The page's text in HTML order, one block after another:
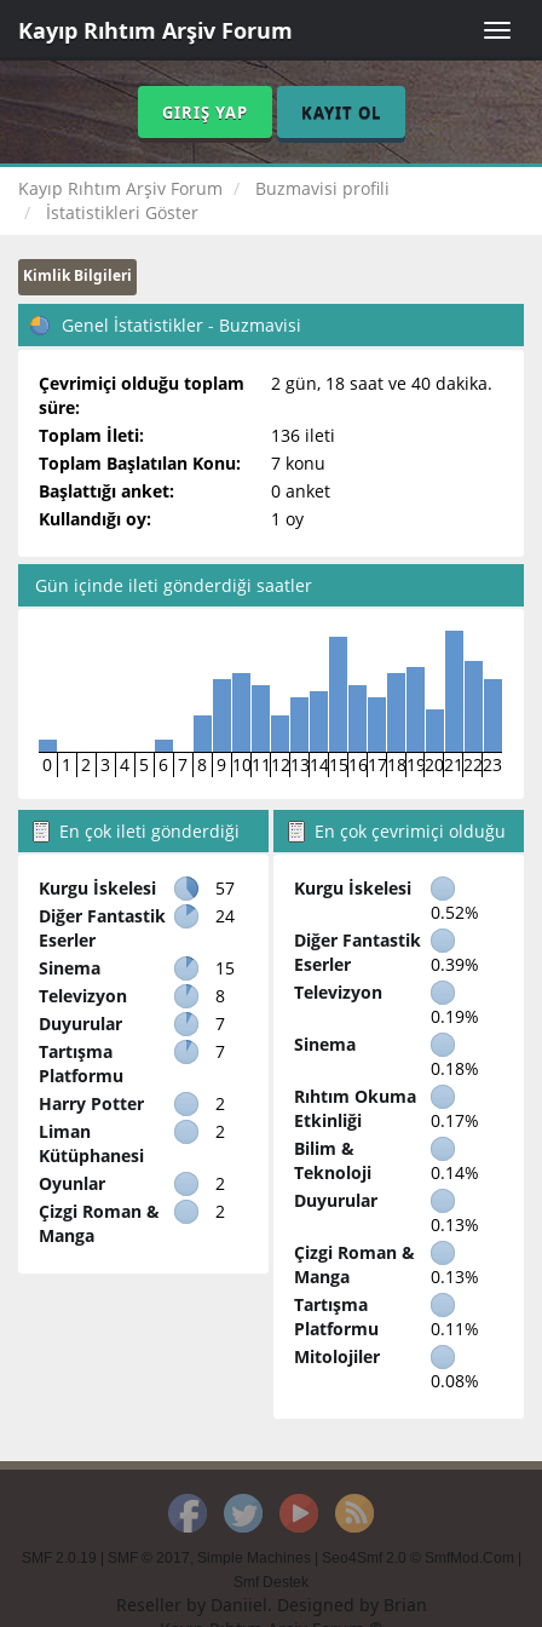
Toggle
Kayıp Rıhtım Arşiv Forum
GIRIŞ YAP KAYIT OL
Kayıp Rıhtım Arşiv Forum
Buzmavisi profili
İstatistikleri Göster
Kimlik Bilgileri
Genel İstatistikler - Buzmavisi
Çevrimiçi olduğu toplam
süre:
2 gün, 18 saat ve 40 dakika.
Toplam İleti:
136 ileti
Toplam Başlatılan Konu:
7 konu
Başlattığı anket:
0 anket
Kullandığı oy:
1 oy
Gün içinde ileti gönderdiği saatler
0 1 2 3 4 5 6 7 8 9 1011 12131415161718192021 2223
En çok ileti gönderdiği
Kurgu İskelesi
57
Diğer Fantastik
Eserler
24
Sinema
15
Televizyon
8
Duyurular
7
Tartışma
Platformu
7
Harry Potter
2
Liman
Kütüphanesi
2
Oyunlar
2
Çizgi Roman &
Manga
2
En çok çevrimiçi olduğu
Kurgu İskelesi
0.52%
Diğer Fantastik
Eserler
0.39%
Televizyon
0.19%
Sinema
0.18%
Rıhtım Okuma
Etkinliği
0.17%
Bilim &
Teknoloji
0.14%
Duyurular
0.13%
Çizgi Roman &
Manga
0.13%
Tartışma
Platformu
0.11%
Mitolojiler
0.08%
SMF 2.0.19 SMF © 2017, Simple Machines Seo4Smf 2.0 © SmfMod.Com
Smf Destek
Reseller by Daniiel. Designed by Brian